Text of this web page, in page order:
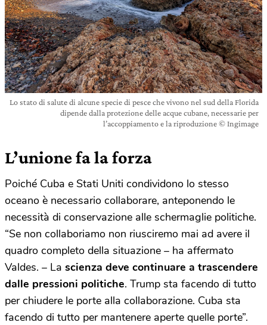
Lo stato di salute di alcune specie di pesce che vivono nel sud della Florida
dipende dalla protezione delle acque cubane, necessarie per
l’accoppiamento e la riproduzione © Ingimage
L’unione fa la forza
Poiché Cuba e Stati Uniti condividono lo stesso
oceano è necessario collaborare, anteponendo le
necessità di conservazione alle schermaglie politiche.
“Se non collaboriamo non riusciremo mai ad avere il
quadro completo della situazione – ha affermato
Valdes. – La scienza deve continuare a trascendere
dalle pressioni politiche. Trump sta facendo di tutto
per chiudere le porte alla collaborazione. Cuba sta
facendo di tutto per mantenere aperte quelle porte”.